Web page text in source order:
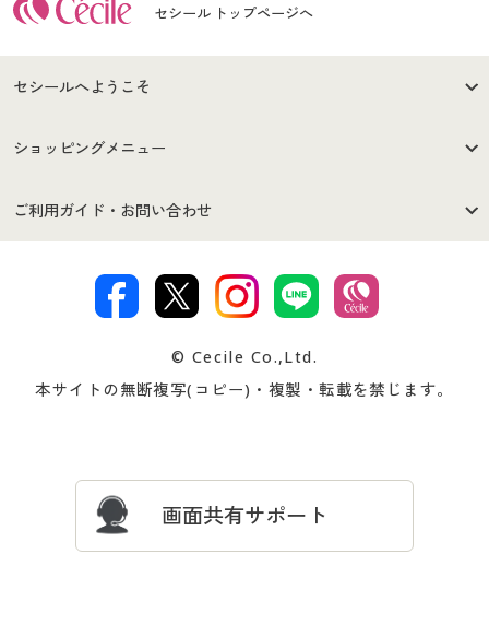
セシール トップページへ
セシールへようこそ
はじめての方へ
セシールご利用規約
著作権・商標について 会社案内
ショッピングメニュー
商品カテゴリ
プレゼント＆キャンペーン サイトマップ
ご利用ガイド・お問い合わせ
交換・返品は お支払は
ついて
忘れの場合
© Cecile Co.,Ltd.
本サイトの無断複写(コピー)・複製・転載を禁じます。
画面共有サポート